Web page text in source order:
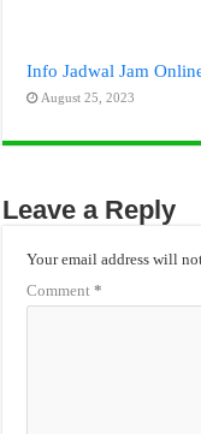
Info Jadwal Jam
August 25, 2023
Leave a Reply
Your email address will
Comment*